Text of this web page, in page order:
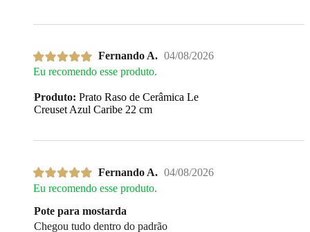
Fernando A. 04/08/2026
Eu recomendo esse produto.
Produto: Prato Raso de Cerâmica Le
Creuset Azul Caribe 22 cm
Fernando A. 04/08/2026
Eu recomendo esse produto.
Pote para mostarda
Chegou tudo dentro do padrão